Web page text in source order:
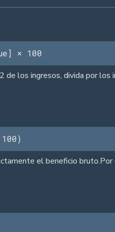
× 100
de los ingresos, divida por
el beneficio